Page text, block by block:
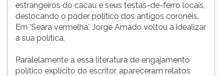
estrangeiros do cacau e seus testas-de-ferro locais,
deslocando o poder político dos antigos coronéis.
Em 'Seara vermelha', Jorge Amado voltou a idealizar
a sua política.
Paralelamente a essa literatura de engajamento
político explícito do escritor, apareceram relatos